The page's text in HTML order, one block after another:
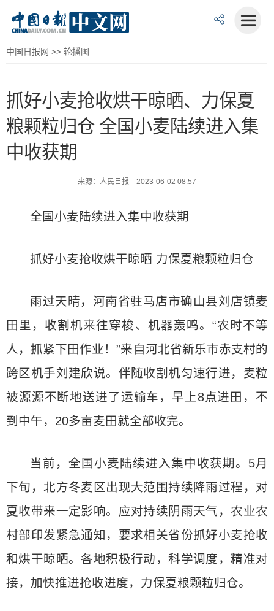
中国日报网 >> 轮播图
抓好小麦抢收烘干晾晒、力保夏
粮颗粒归仓 全国小麦陆续进入集
中收获期
来源：人民日报 2023-06-02 08:57
全国小麦陆续进入集中收获期
抓好小麦抢收烘干晾晒 力保夏粮颗粒归仓
雨过天晴，河南省驻马店市确山县刘店镇麦
田里，收割机来往穿梭、机器轰鸣。“农时不等
人，抓紧下田作业！”来自河北省新乐市赤支村的
跨区机手刘建欣说。伴随收割机匀速行进，麦粒
被源源不断地送进了运输车，早上8点进田，不
到中午，20多亩麦田就全部收完。
当前，全国小麦陆续进入集中收获期。5月
下旬，北方冬麦区出现大范围持续降雨过程，对
夏收带来一定影响。应对持续阴雨天气，农业农
村部印发紧急通知，要求相关省份抓好小麦抢收
和烘干晾晒。各地积极行动，科学调度，精准对
接，加快推进抢收进度，力保夏粮颗粒归仓。